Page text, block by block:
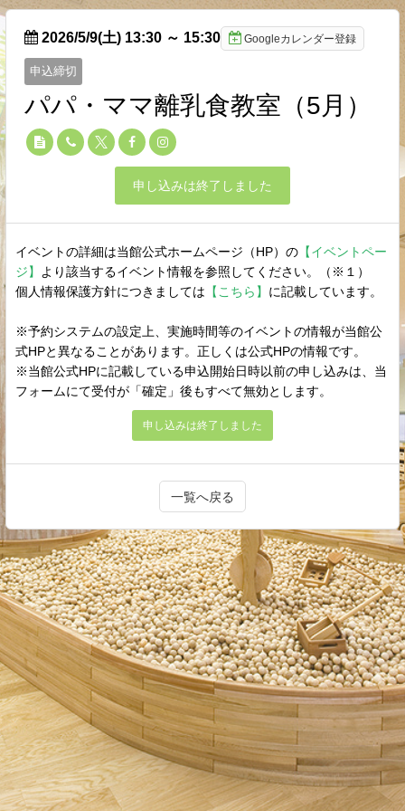
2026/5/9(土) 13:30 ～ 15:30 Googleカレンダー登録
申込締切
パパ・ママ離乳食教室（5月）
申し込みは終了しました
イベントの詳細は当館公式ホームページ（HP）の 【イベントペー
ジ】
より該当するイベント情報を参照してください。（※１）
個人情報保護方針につきましては 【こちら】 に記載しています。
※予約システムの設定上、実施時間等のイベントの情報が当館公
式HPと異なることがあります。正しくは公式HPの情報です。
※当館公式HPに記載している申込開始日時以前の申し込みは、当
フォームにて受付が「確定」後もすべて無効とします。
申し込みは終了しました
一覧へ戻る